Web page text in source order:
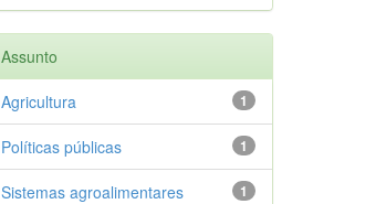
Assunto
1
Agricultura
1
Políticas públicas
1
Sistemas agroalimentares